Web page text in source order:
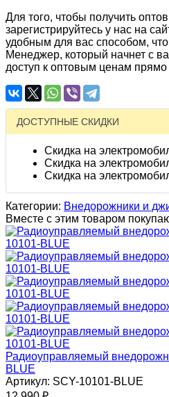
Для того, чтобы получить
зарегистрируйтесь у нас на
удобным для вас способом,
Менеджер, который начнет с
доступ к оптовым ценам прямо
ДОСТУПНЫЕ СКИДКИ
Скидка на
Скидка на
Скидка на
Категории: Внедорожники и
Вместе с этим товаром
Радиоуправляемый
BLUE
Артикул: SCY-10101-BLUE